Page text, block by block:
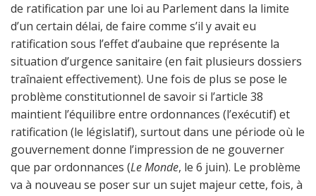
de ratification par une loi au Parlement dans la limite
d’un certain délai, de faire comme s’il y avait eu
ratification sous l’effet d’aubaine que représente la
situation d’urgence sanitaire (en fait plusieurs dossiers
traînaient effectivement). Une fois de plus se pose le
problème constitutionnel de savoir si l’article 38
maintient l’équilibre entre ordonnances (l’exécutif) et
ratification (le législatif), surtout dans une période où le
gouvernement donne l’impression de ne gouverner
que par ordonnances (Le Monde, le 6 juin). Le problème
va à nouveau se poser sur un sujet majeur cette, fois, à